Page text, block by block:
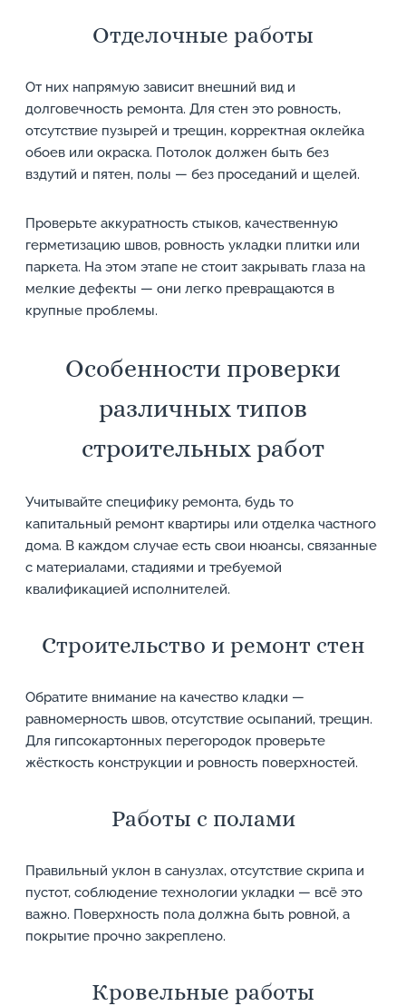
Отделочные работы
От них напрямую зависит внешний вид и
долговечность ремонта. Для стен это ровность,
отсутствие пузырей и трещин, корректная оклейка
обоев или окраска. Потолок должен быть без
вздутий и пятен, полы — без проседаний и щелей.
Проверьте аккуратность стыков, качественную
герметизацию швов, ровность укладки плитки или
паркета. На этом этапе не стоит закрывать глаза на
мелкие дефекты — они легко превращаются в
крупные проблемы.
Особенности проверки
различных типов
строительных работ
Учитывайте специфику ремонта, будь то
капитальный ремонт квартиры или отделка частного
дома. В каждом случае есть свои нюансы, связанные
с материалами, стадиями и требуемой
квалификацией исполнителей.
Строительство и ремонт стен
Обратите внимание на качество кладки —
равномерность швов, отсутствие осыпаний, трещин.
Для гипсокартонных перегородок проверьте
жёсткость конструкции и ровность поверхностей.
Работы с полами
Правильный уклон в санузлах, отсутствие скрипа и
пустот, соблюдение технологии укладки — всё это
важно. Поверхность пола должна быть ровной, а
покрытие прочно закреплено.
Кровельные работы